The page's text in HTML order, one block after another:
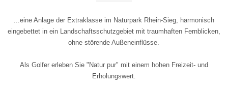
…eine Anlage der Extraklasse im Naturpark Rhein-Sieg, harmonisch
eingebettet in ein Landschaftsschutzgebiet mit traumhaften Fernblicken,
ohne störende Außeneinflüsse.
Als Golfer erleben Sie "Natur pur" mit einem hohen Freizeit- und
Erholungswert.